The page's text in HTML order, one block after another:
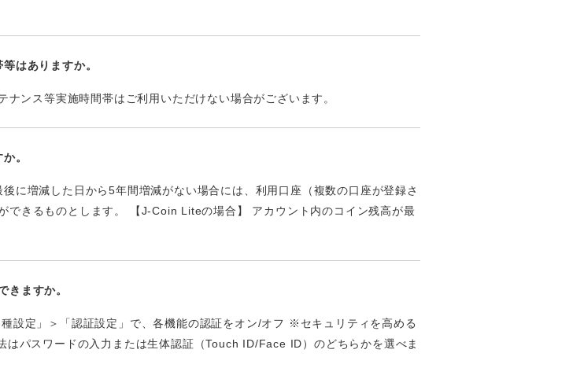
はありますか。
ンス等実施時間帯はご利用いただけない場合がございます。
。
に増減した日から5年間増減がない場合には、利用口座（複数の口座が登録さ
できるものとします。 【J-Coin Liteの場合】 アカウント内のコイン残高が最
きますか。
設定」＞「認証設定」で、各機能の認証をオン/オフ ※セキュリティを高める
パスワードの入力または生体認証（Touch ID/Face ID）のどちらかを選べま